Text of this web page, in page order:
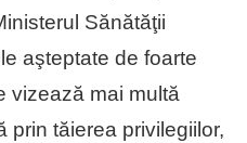
Sănătăţii
aşteptate de foarte
vizează mai multă
prin tăierea privilegiilor,